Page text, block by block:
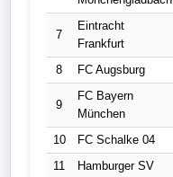
7
Eintracht
Frankfurt
8 FC Augsburg
9
FC Bayern
München
10 FC Schalke 04
11
Hamburger SV